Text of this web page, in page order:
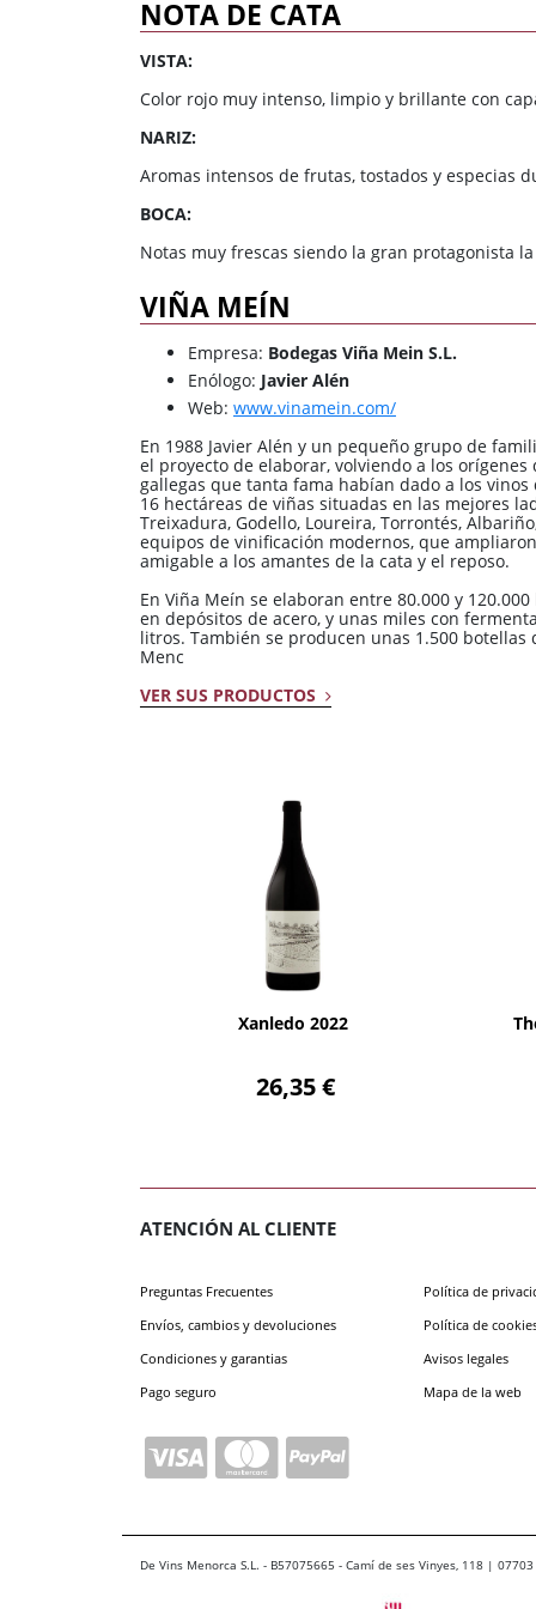
NOTA DE CATA
VISTA:
Color rojo muy intenso, limpio y brillante con
NARIZ:
Aromas intensos de frutas, tostados y especias
BOCA:
Notas muy frescas siendo la gran protagonista
VIÑA MEÍN
Empresa: Bodegas Viña Mein S.L.
Enólogo: Javier Alén
Web: www.vinamein.com/
En 1988 Javier Alén y un pequeño grupo de
el proyecto de elaborar, volviendo a los
gallegas que tanta fama habían dado a los vinos
16 hectáreas de viñas situadas en las mejores
Treixadura, Godello, Loureira, Torrontés,
equipos de vinificación modernos, que
amigable a los amantes de la cata y el reposo.
En Viña Meín se elaboran entre 80.000 y
en depósitos de acero, y unas miles con
litros. También se producen unas 1.500 botellas
Menc
VER SUS PRODUCTOS
Xanledo 2022
26,35 €
AÑADIR
ATENCIÓN AL CLIENTE
Preguntas Frecuentes
Envíos, cambios y devoluciones
Condiciones y garantias
Pago seguro
Política de
Política de
Avisos legales
Mapa de la web
De Vins Menorca S.L. - B57075665 - Camí de ses Vinyes, 118 |